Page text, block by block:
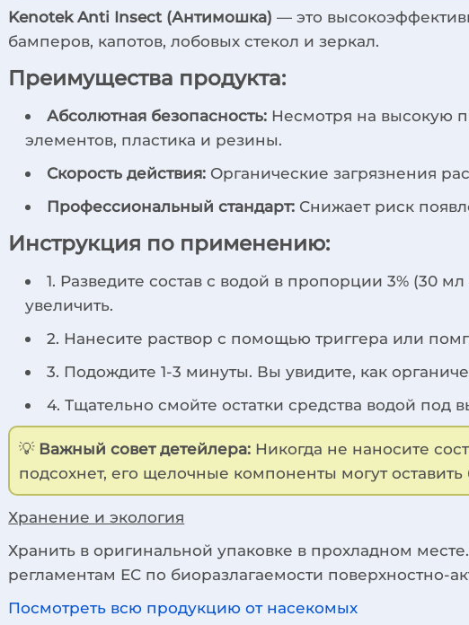
Kenotek Anti Insect (Антимошка) — это
бамперов, капотов, лобовых стекол и зеркал.
Преимущества продукта:
Абсолютная безопасность: Несмотря на высокую
элементов, пластика и резины.
Скорость действия: Органические загрязнения
Профессиональный стандарт: Снижает риск
Инструкция по применению:
1. Разведите состав с водой в пропорции 3% (30
увеличить.
2. Нанесите раствор с помощью триггера или
3. Подождите 1-3 минуты. Вы увидите, как
4. Тщательно смойте остатки средства водой
💡 Важный совет детейлера: Никогда не наносите
подсохнет, его щелочные компоненты могут
Хранение и экология
Хранить в оригинальной упаковке в прохладном
регламентам ЕС по биоразлагаемости поверхностно-
Посмотреть всю продукцию от насекомых